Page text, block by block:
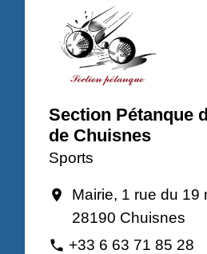
Section Pétanque
de Chuisnes
Sports
location_on
Mairie, 1 rue du 19
28190 Chuisnes
phone +33 6 63 71 85 28